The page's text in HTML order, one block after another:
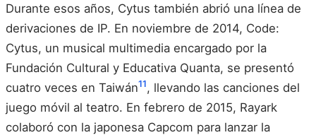
Durante esos años, Cytus también abrió una línea de
derivaciones de IP. En noviembre de 2014, Code:
Cytus, un musical multimedia encargado por la
Fundación Cultural y Educativa Quanta, se presentó
cuatro veces en Taiwán11, llevando las canciones del
juego móvil al teatro. En febrero de 2015, Rayark
colaboró con la japonesa Capcom para lanzar la